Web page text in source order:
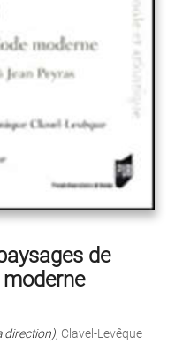
de
moderne
direction), Clavel-Levêque